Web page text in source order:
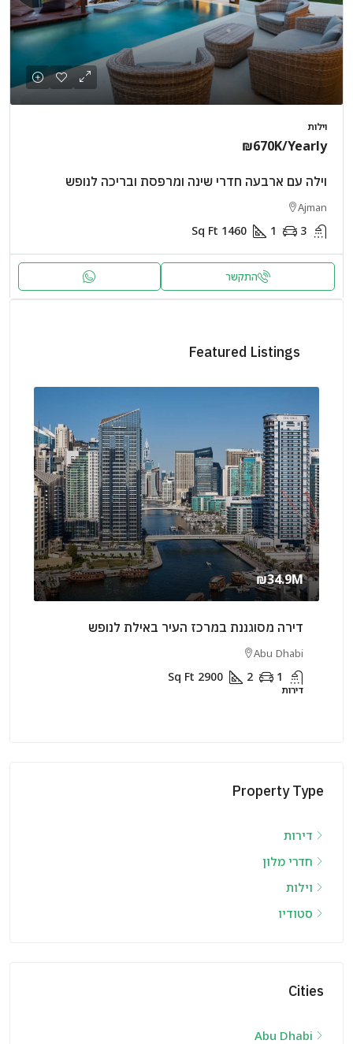
וילות
₪670K/Yearly
וילה עם ארבעה חדרי שינה ומרפסת ובריכה לנופש
Ajman
3
1
1460
Sq Ft
התקשר
Featured Listings
₪34.9M
דירה מסוגננת במרכז העיר באילת לנופש
Abu Dhabi
1
2
2900
Sq Ft
דירות
Property Type
דירות
חדרי מלון
וילות
סטודיו
Cities
Abu Dhabi